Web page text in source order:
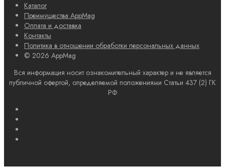
Каталог
Преимущества AppMag
Оплата и доставка
Контакты
Политика в отношении обработки персональных данных
© 2026 AppMag
Вся информация носит ознакомительный характер и не является
публичной офертой, определяемой положениями Статьи 437 (2) ГК
РФ